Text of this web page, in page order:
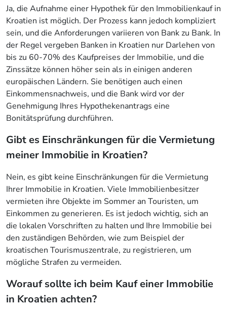
Ja, die Aufnahme einer Hypothek für den Immobilienkauf in
Kroatien ist möglich. Der Prozess kann jedoch kompliziert
sein, und die Anforderungen variieren von Bank zu Bank. In
der Regel vergeben Banken in Kroatien nur Darlehen von
bis zu 60-70% des Kaufpreises der Immobilie, und die
Zinssätze können höher sein als in einigen anderen
europäischen Ländern. Sie benötigen auch einen
Einkommensnachweis, und die Bank wird vor der
Genehmigung Ihres Hypothekenantrags eine
Bonitätsprüfung durchführen.
Gibt es Einschränkungen für die Vermietung
meiner Immobilie in Kroatien?
Nein, es gibt keine Einschränkungen für die Vermietung
Ihrer Immobilie in Kroatien. Viele Immobilienbesitzer
vermieten ihre Objekte im Sommer an Touristen, um
Einkommen zu generieren. Es ist jedoch wichtig, sich an
die lokalen Vorschriften zu halten und Ihre Immobilie bei
den zuständigen Behörden, wie zum Beispiel der
kroatischen Tourismuszentrale, zu registrieren, um
mögliche Strafen zu vermeiden.
Worauf sollte ich beim Kauf einer Immobilie
in Kroatien achten?